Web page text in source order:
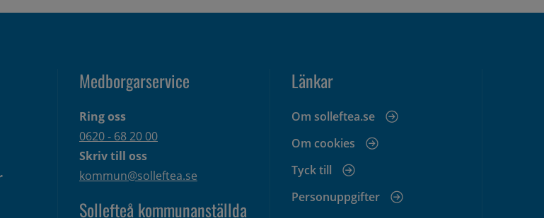
Medborgarservice
Ring oss
0620 - 68 20 00
Skriv till oss
kommun@solleftea.se
Sollefteå kommunanställda
Länkar
Om solleftea.se
Om cookies
Tyck till
Personuppgifter